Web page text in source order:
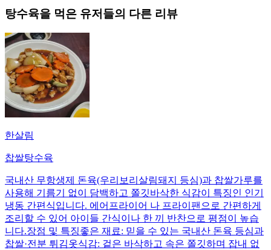
탕수육을 먹은 유저들의 다른 리뷰
한살림
찹쌀탕수육
국내산 무항생제 돈육(우리보리살림돼지 등심)과 찹쌀가루를
사용해 기름기 없이 담백하고 쫄깃바삭한 식감이 특징인 인기
냉동 간편식입니다. 에어프라이어 나 프라이팬으로 간편하게
조리할 수 있어 아이들 간식이나 한 끼 반찬으로 평점이 높습
니다.장점 및 특징좋은 재료: 믿을 수 있는 국내산 돈육 등심과
찹쌀·전분 튀김옷식감: 겉은 바삭하고 속은 쫄깃하며 잡내 없